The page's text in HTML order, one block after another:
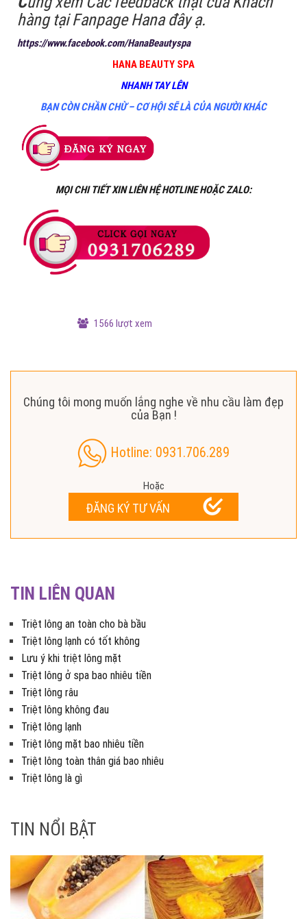
hàng tại Fanpage Hana đây ạ.
https://www.facebook.com/HanaBeautyspa
HANA BEAUTY SPA
NHANH TAY LÊN
BẠN CÒN CHẦN CHỪ – CƠ HỘI SẼ LÀ CỦA NGƯỜI KHÁC
MỌI CHI TIẾT XIN LIÊN HỆ HOTLINE HOẶC ZALO:
1566 lượt xem
Chúng tôi mong muốn lắng nghe về nhu cầu làm đẹp
của Bạn !
Hotline: 0931.706.289
Hoặc
ĐĂNG KÝ TƯ VẤN
TIN LIÊN QUAN
Triệt lông an toàn cho bà bầu
Triệt lông lạnh có tốt không
Lưu ý khi triệt lông mặt
Triệt lông ở spa bao nhiêu tiền
Triệt lông râu
Triệt lông không đau
Triệt lông lạnh
Triệt lông mặt bao nhiêu tiền
Triệt lông toàn thân giá bao nhiêu
Triệt lông là gì
TIN NỔI BẬT